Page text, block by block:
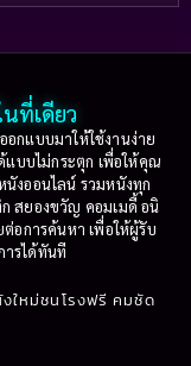
ริง(36)
2002
2000
1998
1996
1994
1992
1990
ที่เดียว
อกแบบมาให้ใช้งานง่าย
บบไม่กระตุก เพื่อให้คุณ
นังออนไลน์ รวมหนังทุก
สยองขวัญ คอมเมดี้ อนิ
อการค้นหา เพื่อให้ผู้รับ
รได้ทันที
ใหม่ชนโรงฟรี คมชัด